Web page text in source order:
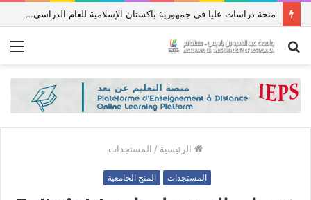
منحة دراسات عليا في جمهورية باكستان الإسلامية للعام الدراسي 2027/2026
بحث
الرئيسية / المستجدات
المستجدات المنح الجامعية